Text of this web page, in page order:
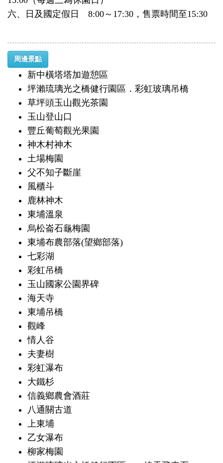
六、日及國定假日 8:00～17:30，售票時間至15:30
周邊景點
新中橫塔塔加遊憩區
坪瀨琉璃光之橋健行園區．彩虹玻璃吊橋
草坪頭玉山觀光茶園
玉山登山口
豐丘葡萄觀光果園
神木村神木
土場梅園
父不知子斷崖
風櫃斗
鹿林神木
東埔溫泉
烏松崙石龜梅園
東埔布農部落(望鄉部落)
七彩湖
彩虹吊橋
玉山國家公園界碑
海天寺
東埔吊橋
觀峰
情人谷
夫妻樹
彩虹瀑布
大鐵杉
信義鄉農會酒莊
八通關古道
上東埔
乙女瀑布
柳家梅園